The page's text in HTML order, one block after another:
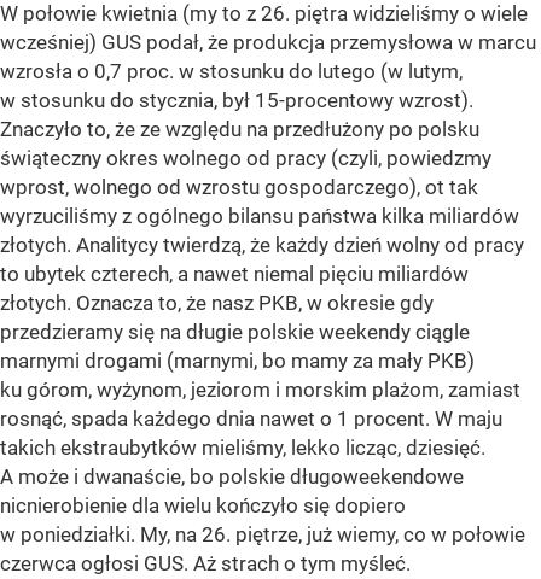
W połowie kwietnia (my to z 26. piętra widzieliśmy o wiele
wcześniej) GUS podał, że produkcja przemysłowa w marcu
wzrosła o 0,7 proc. w stosunku do lutego (w lutym,
w stosunku do stycznia, był 15-procentowy wzrost).
Znaczyło to, że ze względu na przedłużony po polsku
świąteczny okres wolnego od pracy (czyli, powiedzmy
wprost, wolnego od wzrostu gospodarczego), ot tak
wyrzuciliśmy z ogólnego bilansu państwa kilka miliardów
złotych. Analitycy twierdzą, że każdy dzień wolny od pracy
to ubytek czterech, a nawet niemal pięciu miliardów
złotych. Oznacza to, że nasz PKB, w okresie gdy
przedzieramy się na długie polskie weekendy ciągle
marnymi drogami (marnymi, bo mamy za mały PKB)
ku górom, wyżynom, jeziorom i morskim plażom, zamiast
rosnąć, spada każdego dnia nawet o 1 procent. W maju
takich ekstraubytków mieliśmy, lekko licząc, dziesięć.
A może i dwanaście, bo polskie długoweekendowe
nicnierobienie dla wielu kończyło się dopiero
w poniedziałki. My, na 26. piętrze, już wiemy, co w połowie
czerwca ogłosi GUS. Aż strach o tym myśleć.